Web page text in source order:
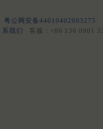
粤公网安备44010402003275
系我们
客服：+86 136 0901